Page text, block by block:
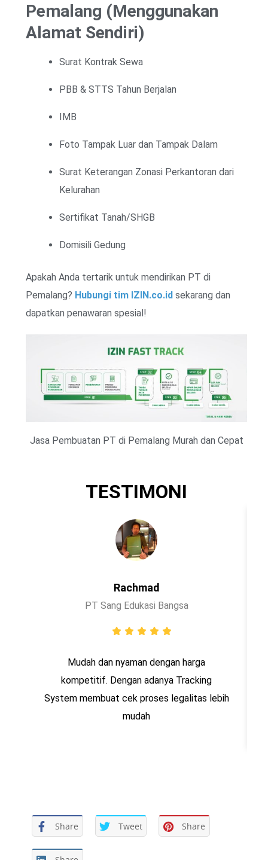
Pemalang (Menggunakan
Alamat Sendiri)
Surat Kontrak Sewa
PBB & STTS Tahun Berjalan
IMB
Foto Tampak Luar dan Tampak Dalam
Surat Keterangan Zonasi Perkantoran dari
Kelurahan
Sertifikat Tanah/SHGB
Domisili Gedung
Apakah Anda tertarik untuk mendirikan PT di
Pemalang? Hubungi tim IZIN.co.id sekarang dan
dapatkan penawaran spesial!
Jasa Pembuatan PT di Pemalang Murah dan Cepat
TESTIMONI
Rachmad
PT Sang Edukasi Bangsa
Mudah dan nyaman dengan harga
kompetitif. Dengan adanya Tracking
System membuat cek proses legalitas lebih
mudah
Share Tweet Share